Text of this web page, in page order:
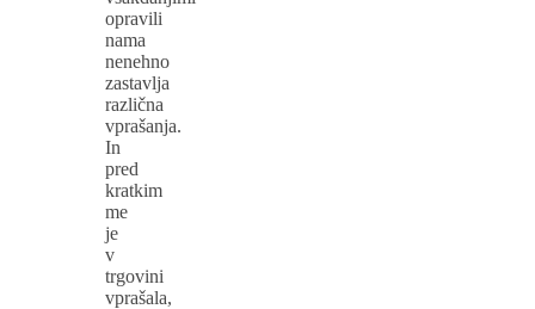
opravili
nama
nenehno
zastavlja
različna
vprašanja.
In
pred
kratkim
me
je
v
trgovini
vprašala,